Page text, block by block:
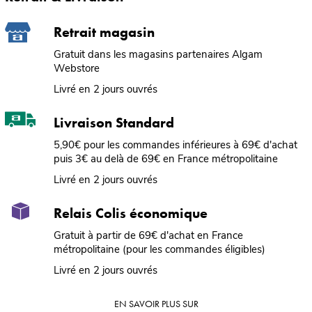
Retrait magasin
Gratuit dans les magasins partenaires Algam
Webstore
Livré en 2 jours ouvrés
Livraison Standard
5,90€ pour les commandes inférieures à 69€ d'achat
puis 3€ au delà de 69€ en France métropolitaine
Livré en 2 jours ouvrés
Relais Colis économique
Gratuit à partir de 69€ d'achat en France
métropolitaine (pour les commandes éligibles)
Livré en 2 jours ouvrés
EN SAVOIR PLUS SUR